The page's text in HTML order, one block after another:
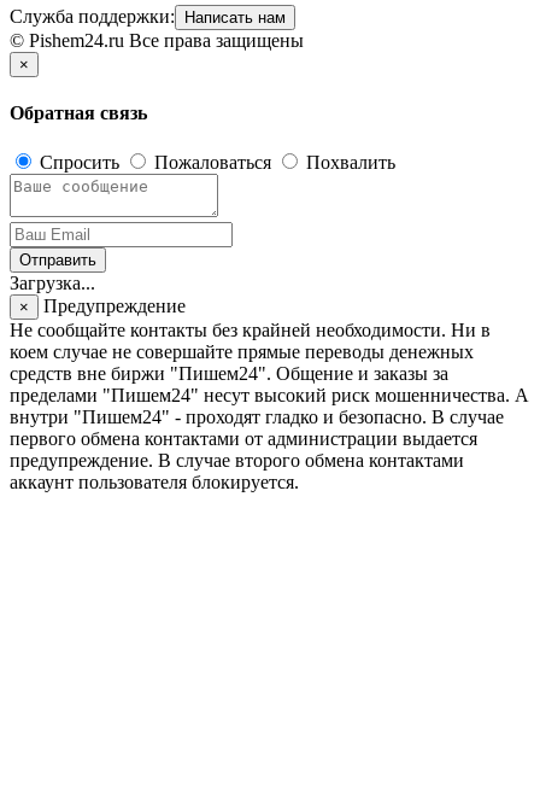
Служба поддержки:
Написать нам
© Pishem24.ru Все права защищены
×
Обратная связь
Спросить Пожаловаться Похвалить
Отправить
Загрузка...
×
Предупреждение
Не сообщайте контакты без крайней необходимости. Ни в
коем случае не совершайте прямые переводы денежных
средств вне биржи "Пишем24". Общение и заказы за
пределами "Пишем24" несут высокий риск мошенничества. А
внутри "Пишем24" - проходят гладко и безопасно. В случае
первого обмена контактами от администрации выдается
предупреждение. В случае второго обмена контактами
аккаунт пользователя блокируется.